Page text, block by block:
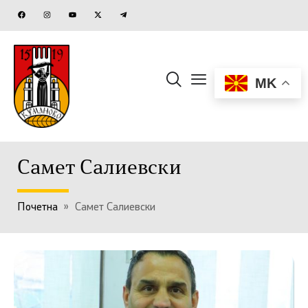
MK
Самет Салиевски
Почетна » Самет Салиевски